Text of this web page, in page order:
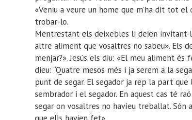
«Veniu a veure un home que m’ha dit tot
trobar-lo.
Mentrestant els deixebles li deien invitant-
altre aliment que vosaltres no sabeu». Els
menjar?». Jesús els diu: «El meu aliment
dieu: “Quatre mesos més i ja serem a la
punt de segar. El segador ja rep la part
sembrador i el segador. En aquest cas té
segar on vosaltres no havíeu treballat.